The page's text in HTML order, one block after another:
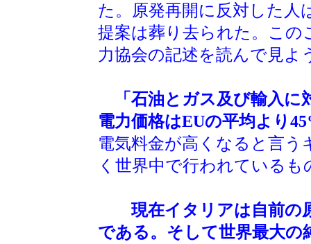
た。原発再開に反対した人
提案は葬り去られた。この
力協会の記述を読んで見よ
「石油とガス及び輸入
電力価格はEUの平均より
電気料金が高くなると言
く世界中で行われているも
現在イタリアは自前の
である。そして世界最大の